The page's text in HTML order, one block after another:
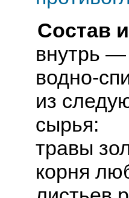
Состав
внутрь —
водно-
из
сырья:
травы
корня